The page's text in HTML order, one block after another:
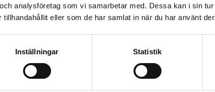
analysföretag som vi samarbetar med. Dessa kan i sin
tillhandahållit eller som de har samlat in när du har använt
Inställningar Statistik